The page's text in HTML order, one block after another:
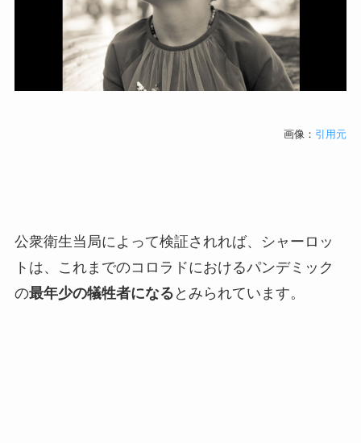
画像： 引用元
公衆衛生当局によって検証されれば、シャーロッ
トは、これまでのコロラドにおけるパンデミック
の最年少の犠牲者になるとみられています。